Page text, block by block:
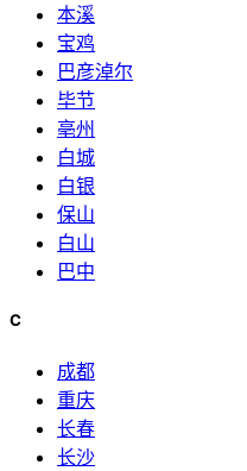
本溪
宝鸡
巴彦淖尔
毕节
亳州
白城
白银
保山
白山
巴中
C
成都
重庆
长春
长沙